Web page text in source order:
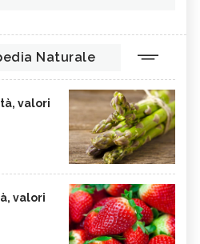
Naturale
valori
valori